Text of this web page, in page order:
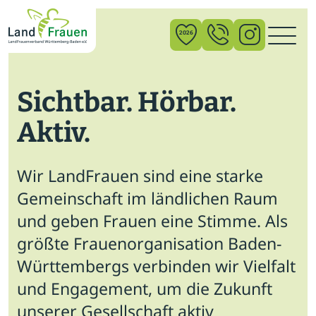
2026
Sichtbar. Hörbar.
Aktiv.
Wir LandFrauen sind eine starke
Gemeinschaft im ländlichen Raum
und geben Frauen eine Stimme. Als
größte Frauenorganisation Baden-
Württembergs verbinden wir Vielfalt
und Engagement, um die Zukunft
unserer Gesellschaft aktiv
×
News
Verband
Politik
Bildung
Gemeinschaft
Vor Ort
Startseite